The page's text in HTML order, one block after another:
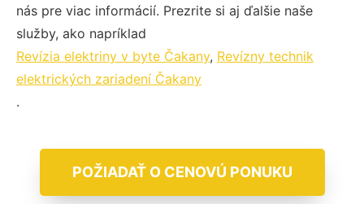
nás pre viac informácií. Prezrite si aj ďalšie naše
služby, ako napríklad
Revízia elektriny v byte Čakany, Revízny technik
elektrických zariadení Čakany
.
POŽIADAŤ O CENOVÚ PONUKU